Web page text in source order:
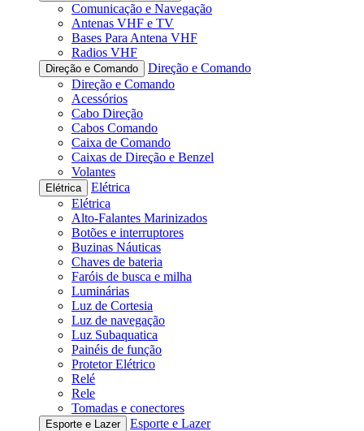
Comunicação e Navegação
Antenas VHF e TV
Bases Para Antena VHF
Radios VHF
Direção e Comando
Direção e Comando
Direção e Comando
Acessórios
Cabo Direção
Cabos Comando
Caixa de Comando
Caixas de Direção e Benzel
Volantes
Elétrica
Elétrica
Elétrica
Alto-Falantes Marinizados
Botões e interruptores
Buzinas Náuticas
Chaves de bateria
Faróis de busca e milha
Luminárias
Luz de Cortesia
Luz de navegação
Luz Subaquatica
Painéis de função
Protetor Elétrico
Relé
Rele
Tomadas e conectores
Esporte e Lazer
Esporte e Lazer